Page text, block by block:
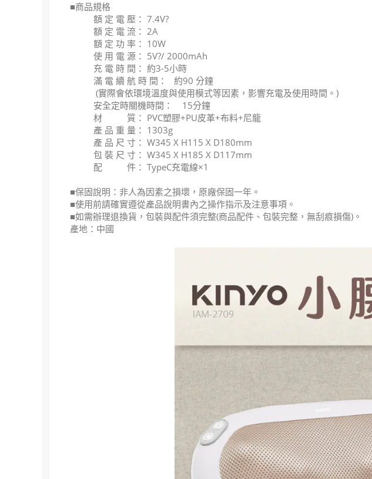
■商品規格
額 定 電 壓： 7.4V?
額 定 電 流： 2A
額 定 功 率： 10W
使 用 電 源： 5V?/ 2000mAh
充 電 時 間： 約3-5小時
滿 電 續 航 時 間： 約90 分鐘
(實際會依環境溫度與使用模式等因素，影響充電及使用時間。)
安全定時關機時間： 15分鐘
材 質： PVC塑膠+PU皮革+布料+尼龍
產 品 重 量： 1303g
產 品 尺 寸： W345 X H115 X D180mm
包 裝 尺 寸： W345 X H185 X D117mm
配 件： TypeC充電線×1
■保固說明：非人為因素之損壞，原廠保固一年。
■使用前請確實遵從產品說明書內之操作指示及注意事項。
■如需辦理退換貨，包裝與配件須完整(商品配件、包裝完整，無刮痕損傷)。
產地：中國